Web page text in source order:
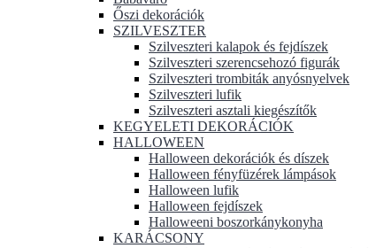
Őszi dekorációk
SZILVESZTER
Szilveszteri kalapok és fejdíszek
Szilveszteri szerencsehozó figurák
Szilveszteri trombiták anyósnyelvek
Szilveszteri lufik
Szilveszteri asztali kiegészítők
KEGYELETI DEKORÁCIÓK
HALLOWEEN
Halloween dekorációk és díszek
Halloween fényfüzérek lámpások
Halloween lufik
Halloween fejdíszek
Halloweeni boszorkánykonyha
KARÁCSONY